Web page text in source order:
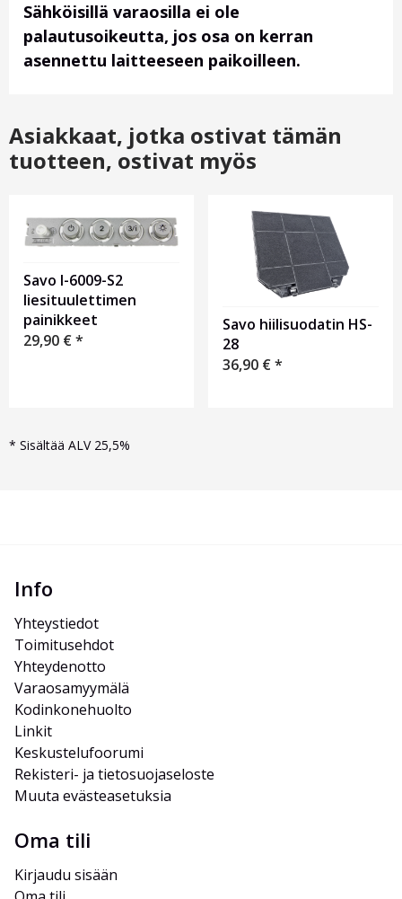
Sähköisillä varaosilla ei ole
palautusoikeutta, jos osa on kerran
asennettu laitteeseen paikoilleen.
Asiakkaat, jotka ostivat tämän
tuotteen, ostivat myös
Savo I-6009-S2
liesituulettimen
painikkeet
29,90 €*
Savo hiilisuodatin HS-
28
36,90 €*
* Sisältää ALV 25,5%
Info
Yhteystiedot
Toimitusehdot
Yhteydenotto
Varaosamyymälä
Kodinkonehuolto
Linkit
Keskustelufoorumi
Rekisteri- ja tietosuojaseloste
Muuta evästeasetuksia
Oma tili
Kirjaudu sisään